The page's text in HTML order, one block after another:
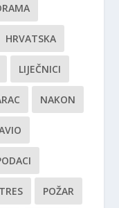
HRVATSKA
LIJEČNICI
NAKON
POŽAR